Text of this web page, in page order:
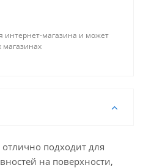
интернет-магазина и может
магазинах
подходит для
на поверхности,